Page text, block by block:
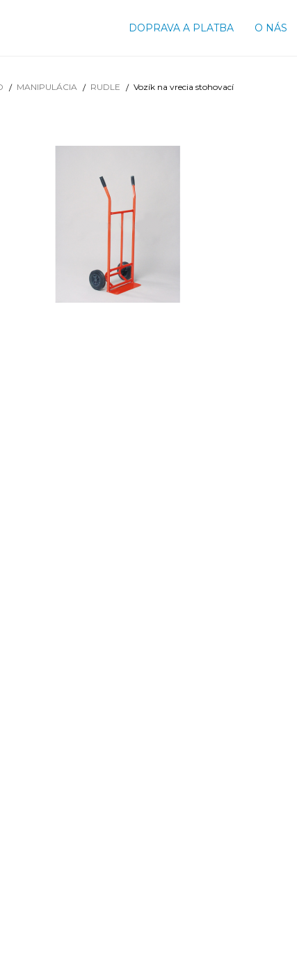
DOPRAVA A PLATBA O NÁS
MANIPULÁCIA RUDLE Vozík na vrecia stohovací